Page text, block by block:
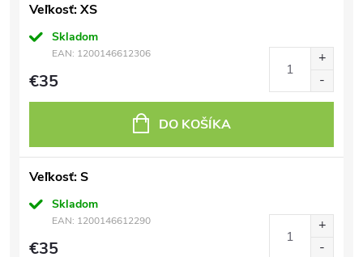
Veľkosť: XS
Skladom
EAN: 1200146612306
€35
DO KOŠÍKA
Veľkosť: S
Skladom
EAN: 1200146612290
€35